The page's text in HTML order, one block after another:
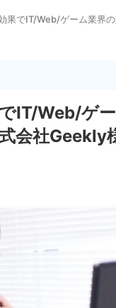
果でIT/Web/ゲーム業界
IT/Web/ゲ
会社Geekly